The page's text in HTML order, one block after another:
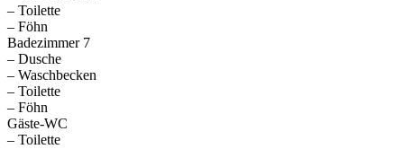
– Toilette
– Föhn
Badezimmer 7
– Dusche
– Waschbecken
– Toilette
– Föhn
Gäste-WC
– Toilette